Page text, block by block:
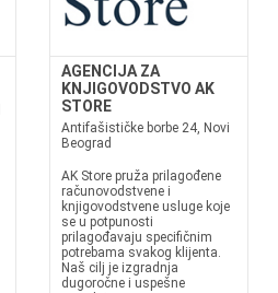
AGENCIJA ZA
KNJIGOVODSTVO AK
STORE
Antifašističke borbe 24, Novi
Beograd
AK Store pruža prilagođene
računovodstvene i
knjigovodstvene usluge koje
se u potpunosti
prilagođavaju specifičnim
potrebama svakog klijenta.
Naš cilj je izgradnja
dugoročne i uspešne